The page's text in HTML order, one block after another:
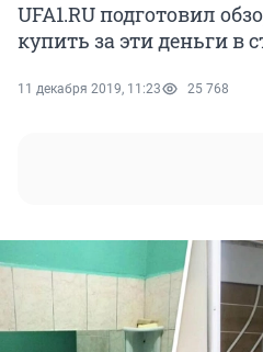
UFA1.RU подготовил
купить за эти деньги в
11 декабря 2019, 11:23 25 768